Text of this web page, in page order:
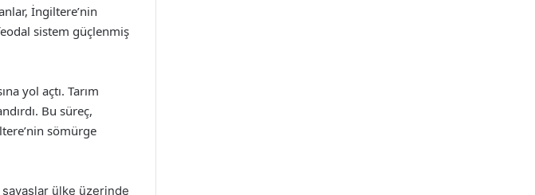
İngiltere’nin
sistem güçlenmiş
yol açtı. Tarım
Bu süreç,
sömürge
savaşlar ülke üzerinde